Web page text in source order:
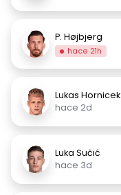
P. Højbjerg
hace 21h
Lukas Hornicek
hace 2d
Luka Sučić
hace 3d